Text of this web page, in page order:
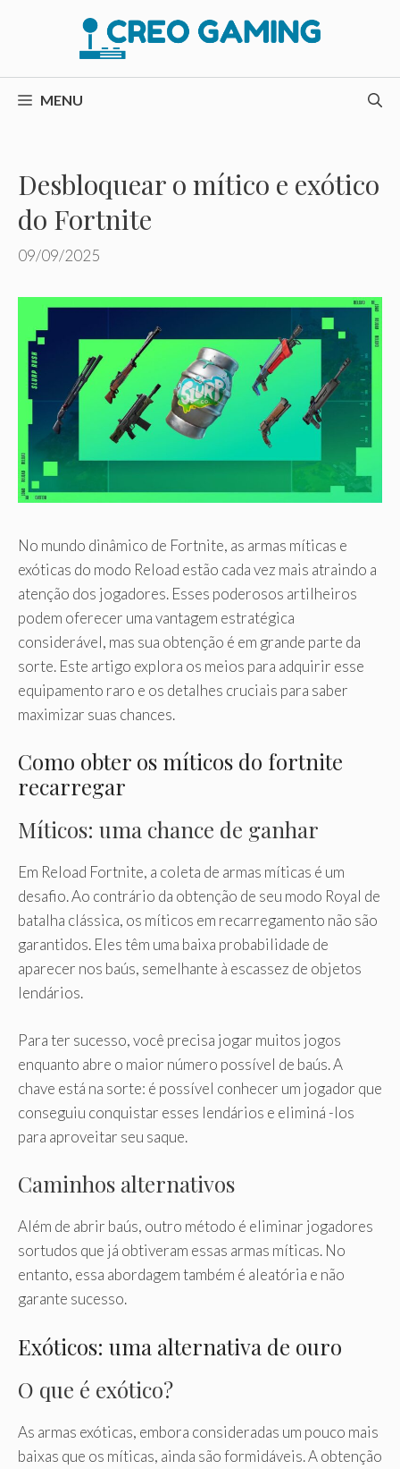
conteúdo
MENU
Desbloquear o mítico e exótico
do Fortnite
09/09/2025
No mundo dinâmico de Fortnite, as armas míticas e
exóticas do modo Reload estão cada vez mais atraindo a
atenção dos jogadores. Esses poderosos artilheiros
podem oferecer uma vantagem estratégica
considerável, mas sua obtenção é em grande parte da
sorte. Este artigo explora os meios para adquirir esse
equipamento raro e os detalhes cruciais para saber
maximizar suas chances.
Como obter os míticos do fortnite
recarregar
Míticos: uma chance de ganhar
Em Reload Fortnite, a coleta de armas míticas é um
desafio. Ao contrário da obtenção de seu modo Royal de
batalha clássica, os míticos em recarregamento não são
garantidos. Eles têm uma baixa probabilidade de
aparecer nos baús, semelhante à escassez de objetos
lendários.
Para ter sucesso, você precisa jogar muitos jogos
enquanto abre o maior número possível de baús. A
chave está na sorte: é possível conhecer um jogador que
conseguiu conquistar esses lendários e eliminá -los
para aproveitar seu saque.
Caminhos alternativos
Além de abrir baús, outro método é eliminar jogadores
sortudos que já obtiveram essas armas míticas. No
entanto, essa abordagem também é aleatória e não
garante sucesso.
Exóticos: uma alternativa de ouro
O que é exótico?
As armas exóticas, embora consideradas um pouco mais
baixas que os míticas, ainda são formidáveis. A obtenção